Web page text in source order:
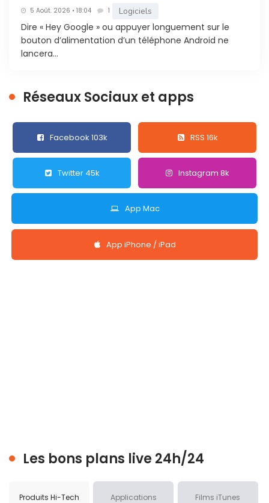
5 Août. 2026 • 18:04 1 Logiciels
Dire « Hey Google » ou appuyer longuement sur le
bouton d’alimentation d’un téléphone Android ne
lancera...
Réseaux Sociaux et apps
Facebook 103k RSS 16k
Twitter 45k Instagram 8k
App Mac
App iPhone / iPad
Les bons plans live 24h/24
Produits Hi-Tech Applications Films iTunes